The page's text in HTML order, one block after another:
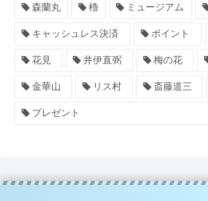
森蘭丸 櫓 ミュージアム
キャッシュレス決済 ポイント
花見 井伊直弼 梅の花
金華山 リス村 斎藤道三
プレゼント